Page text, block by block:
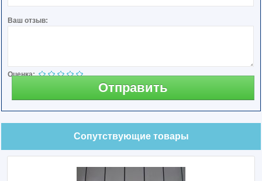
Ваш отзыв:
Оценка:
Отправить
Сопутствующие товары